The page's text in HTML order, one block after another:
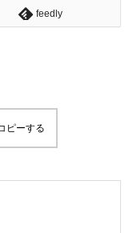
feedly
ピーする